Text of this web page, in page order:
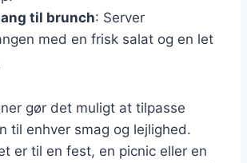
til brunch: Server
med en frisk salat og en let
gør det muligt at tilpasse
til enhver smag og lejlighed.
er til en fest, en picnic eller en